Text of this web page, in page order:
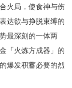
火局，使食神与伤
达欲与挣脱束缚的
最深刻的一体两
「火炼方成器」的
爆发积蓄必要的烈